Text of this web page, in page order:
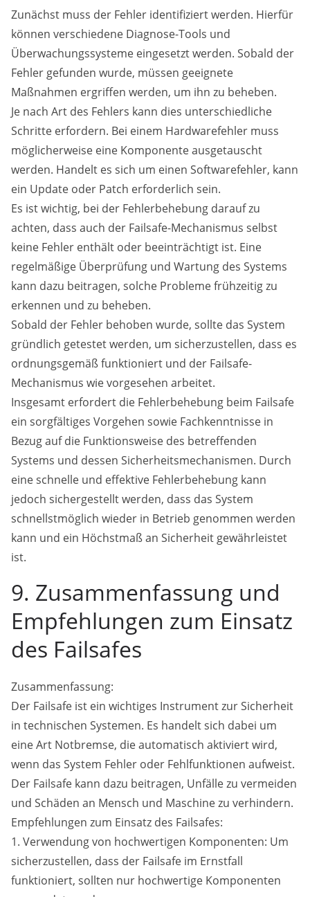
Zunächst muss der Fehler identifiziert werden. Hierfür
können verschiedene Diagnose-Tools und
Überwachungssysteme eingesetzt werden. Sobald der
Fehler gefunden wurde, müssen geeignete
Maßnahmen ergriffen werden, um ihn zu beheben.
Je nach Art des Fehlers kann dies unterschiedliche
Schritte erfordern. Bei einem Hardwarefehler muss
möglicherweise eine Komponente ausgetauscht
werden. Handelt es sich um einen Softwarefehler, kann
ein Update oder Patch erforderlich sein.
Es ist wichtig, bei der Fehlerbehebung darauf zu
achten, dass auch der Failsafe-Mechanismus selbst
keine Fehler enthält oder beeinträchtigt ist. Eine
regelmäßige Überprüfung und Wartung des Systems
kann dazu beitragen, solche Probleme frühzeitig zu
erkennen und zu beheben.
Sobald der Fehler behoben wurde, sollte das System
gründlich getestet werden, um sicherzustellen, dass es
ordnungsgemäß funktioniert und der Failsafe-
Mechanismus wie vorgesehen arbeitet.
Insgesamt erfordert die Fehlerbehebung beim Failsafe
ein sorgfältiges Vorgehen sowie Fachkenntnisse in
Bezug auf die Funktionsweise des betreffenden
Systems und dessen Sicherheitsmechanismen. Durch
eine schnelle und effektive Fehlerbehebung kann
jedoch sichergestellt werden, dass das System
schnellstmöglich wieder in Betrieb genommen werden
kann und ein Höchstmaß an Sicherheit gewährleistet
ist.
9. Zusammenfassung und
Empfehlungen zum Einsatz
des Failsafes
Zusammenfassung:
Der Failsafe ist ein wichtiges Instrument zur Sicherheit
in technischen Systemen. Es handelt sich dabei um
eine Art Notbremse, die automatisch aktiviert wird,
wenn das System Fehler oder Fehlfunktionen aufweist.
Der Failsafe kann dazu beitragen, Unfälle zu vermeiden
und Schäden an Mensch und Maschine zu verhindern.
Empfehlungen zum Einsatz des Failsafes:
1. Verwendung von hochwertigen Komponenten: Um
sicherzustellen, dass der Failsafe im Ernstfall
funktioniert, sollten nur hochwertige Komponenten